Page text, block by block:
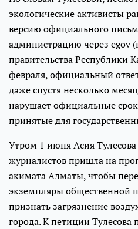
экологические активисты
версию официального
администрацию через egov
правительства Республики
февраля, официальный
даже спустя несколько
нарушает официальные
принятые для
Утром 1 июня Аcия
журналистов пришла на
акимата Алматы, чтобы
экземпляры общественной
признать загрязнение
города. К петиции